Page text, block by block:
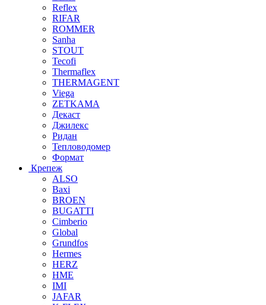
Reflex
RIFAR
ROMMER
Sanha
STOUT
Tecofi
Thermaflex
THERMAGENT
Viega
ZETKAMA
Декаст
Джилекс
Ридан
Тепловодомер
Формат
Крепеж
ALSO
Baxi
BROEN
BUGATTI
Cimberio
Global
Grundfos
Hermes
HERZ
HME
IMI
JAFAR